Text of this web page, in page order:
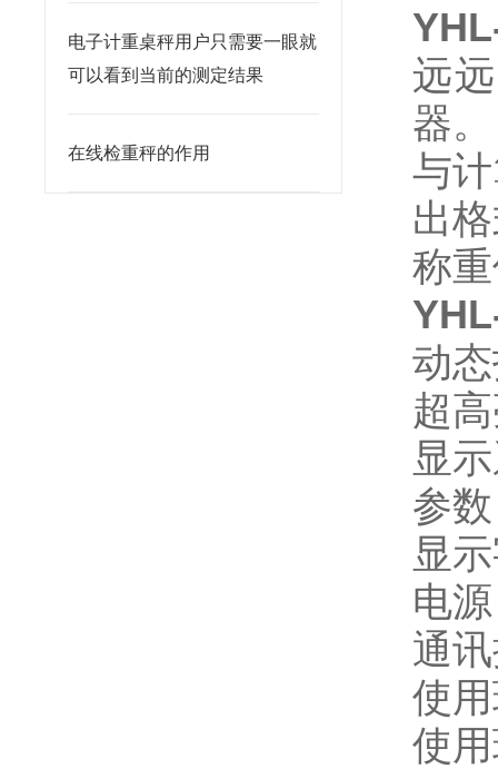
电子计重桌秤用户只需要一眼就
可以看到当前的测定结果
在线检重秤的作用
远
器。
与
出
称
动
超
显
参
显
电
通
使
使